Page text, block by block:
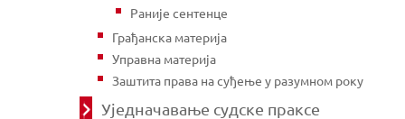
Раније сентенце
Грађанска материја
Управна материја
Заштита права на суђење у разумном року
Уједначавање судске праксе